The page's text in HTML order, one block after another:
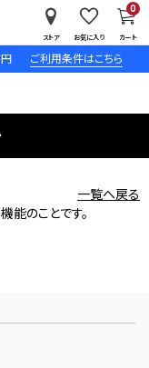
ご利用条件はこちら
ストア お気に入り カート
0
一覧へ戻る
能のことです。